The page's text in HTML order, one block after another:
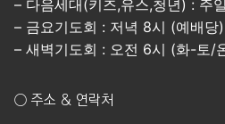
– 다음세대(키즈,유스,청년) : 주
– 금요기도회 : 저녁 8시 (예배당)
– 새벽기도회 : 오전 6시 (화-토/
○ 주소 & 연락처